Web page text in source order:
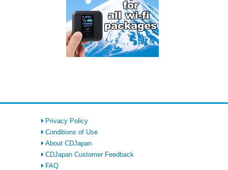
Privacy Policy
Conditions of Use
About CDJapan
CDJapan Customer Feedback
FAQ